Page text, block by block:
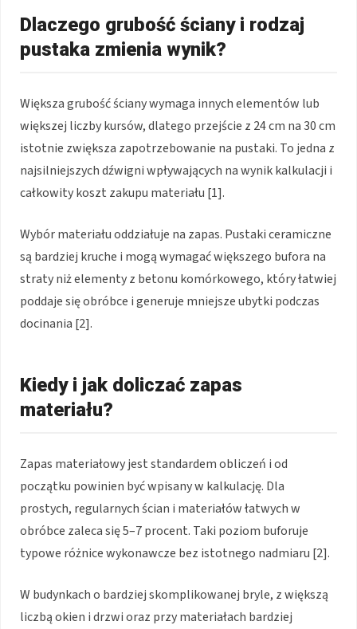
Dlaczego grubość ściany i rodzaj
pustaka zmienia wynik?
Większa grubość ściany wymaga innych elementów lub
większej liczby kursów, dlatego przejście z 24 cm na 30 cm
istotnie zwiększa zapotrzebowanie na pustaki. To jedna z
najsilniejszych dźwigni wpływających na wynik kalkulacji i
całkowity koszt zakupu materiału [1].
Wybór materiału oddziałuje na zapas. Pustaki ceramiczne
są bardziej kruche i mogą wymagać większego bufora na
straty niż elementy z betonu komórkowego, który łatwiej
poddaje się obróbce i generuje mniejsze ubytki podczas
docinania [2].
Kiedy i jak doliczać zapas
materiału?
Zapas materiałowy jest standardem obliczeń i od
początku powinien być wpisany w kalkulację. Dla
prostych, regularnych ścian i materiałów łatwych w
obróbce zaleca się 5–7 procent. Taki poziom buforuje
typowe różnice wykonawcze bez istotnego nadmiaru [2].
W budynkach o bardziej skomplikowanej bryle, z większą
liczbą okien i drzwi oraz przy materiałach bardziej